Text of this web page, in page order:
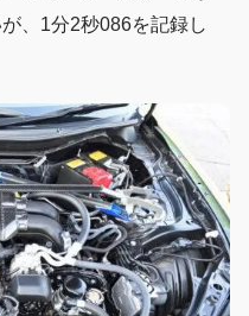
、1分2秒086を記録し